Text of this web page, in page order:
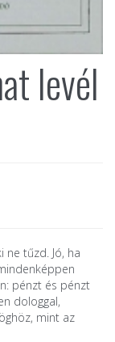
levél
ne tűzd. Jó, ha
pénzt és pénzt
dologgal,
mint az